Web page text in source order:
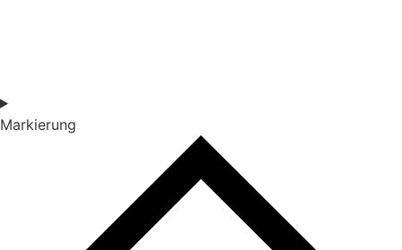
Markierung